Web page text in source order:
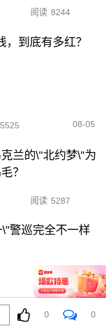
阅读 8244
到底有多红？
5525 08-05
兰的\"北约梦\"为
？
阅读 5287
警巡完全不一样
16263 08-05
0 0